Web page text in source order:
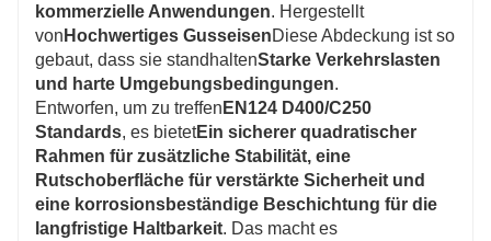
kommerzielle Anwendungen. Hergestellt
von Hochwertiges GusseisenDiese Abdeckung ist so
gebaut, dass sie standhaltenStarke Verkehrslasten
und harte Umgebungsbedingungen.
Entworfen, um zu treffen EN124 D400/C250
Standards, es bietetEin sicherer quadratischer
Rahmen für zusätzliche Stabilität, eine
Rutschoberfläche für verstärkte Sicherheit und
eine korrosionsbeständige Beschichtung für die
langfristige Haltbarkeit. Das macht es